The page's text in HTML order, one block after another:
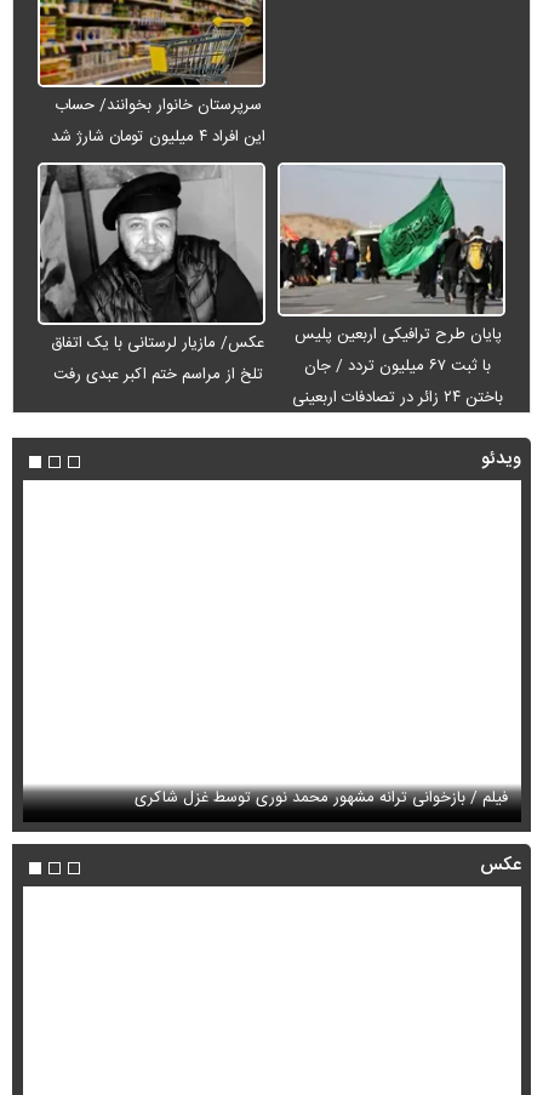
سرپرستان خانوار بخوانند/ حساب
این افراد ۴ میلیون تومان شارژ شد
پایان طرح ترافیکی اربعین پلیس
با ثبت ۶۷ میلیون تردد / جان
باختن ۲۴ زائر در تصادفات اربعینی
عکس/ مازیار لرستانی با یک اتفاق
تلخ از مراسم ختم اکبر عبدی رفت
ویدئو
فیلم / بازخوانی ترانه مشهور محمد نوری توسط غزل شاکری
عکس